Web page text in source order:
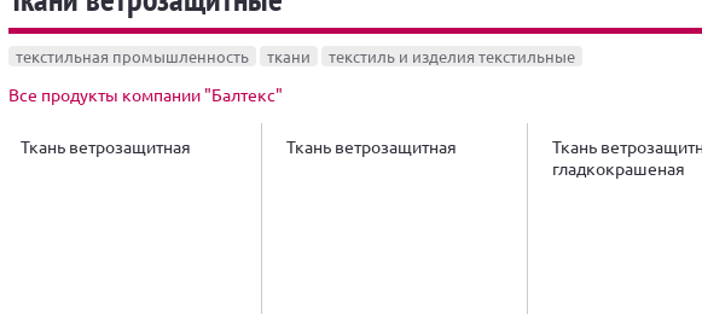
текстильная промышленность ткани текстиль и изделия текстильные
Все продукты компании "Балтекс"
Ткань ветрозащитная Ткань ветрозащитная
Ткань
гладкокрашеная